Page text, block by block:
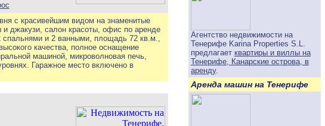
с красивейшим видом на знаменитые
джакузи, салон красоты, офис по аренде
спальнями и 2 ванными, площадь 72 кв.м.,
качества, полное оснащение
машиной, микроволновая печь,
Гаражное место включено в
Агентство недвижимости на
Тенерифе Karina Properties S.L.
предлагает квартиры и виллы на
Тенерифе, Канарские острова, в
аренду.
Аренда машин на Тенерифе